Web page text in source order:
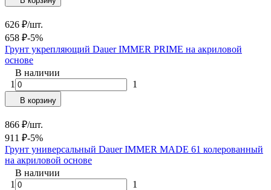
626 ₽/шт.
658 ₽-5%
Грунт укрепляющий Dauer IMMER PRIME на акриловой
основе
В наличии
1
1
В корзину
866 ₽/шт.
911 ₽-5%
Грунт универсальный Dauer IMMER MADE 61 колерованный
на акриловой основе
В наличии
1
1